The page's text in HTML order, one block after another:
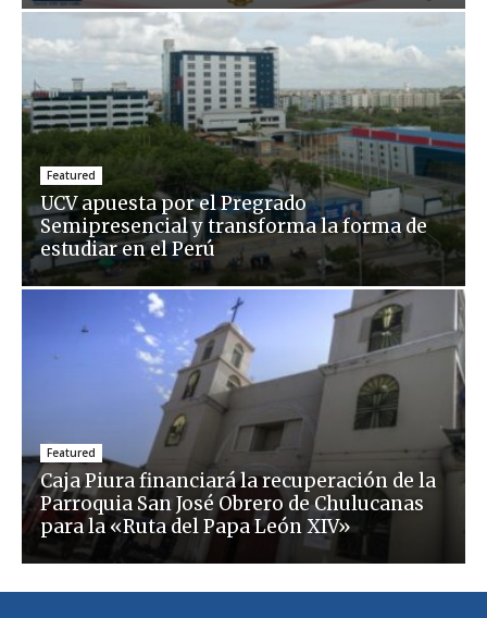
Featured
UCV apuesta por el Pregrado
Semipresencial y transforma la forma de
estudiar en el Perú
Featured
Caja Piura financiará la recuperación de la
Parroquia San José Obrero de Chulucanas
para la «Ruta del Papa León XIV»